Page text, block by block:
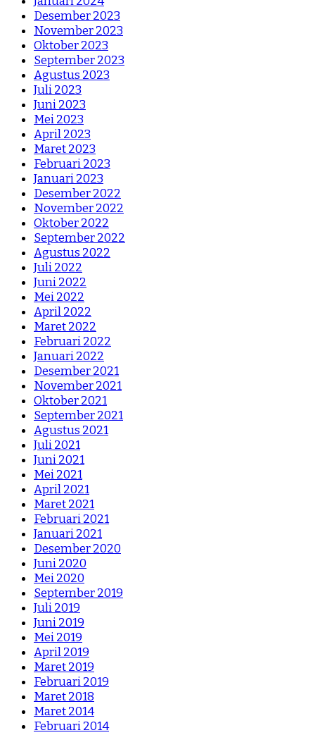
Desember 2023
November 2023
Oktober 2023
September 2023
Agustus 2023
Juli 2023
Juni 2023
Mei 2023
April 2023
Maret 2023
Februari 2023
Januari 2023
Desember 2022
November 2022
Oktober 2022
September 2022
Agustus 2022
Juli 2022
Juni 2022
Mei 2022
April 2022
Maret 2022
Februari 2022
Januari 2022
Desember 2021
November 2021
Oktober 2021
September 2021
Agustus 2021
Juli 2021
Juni 2021
Mei 2021
April 2021
Maret 2021
Februari 2021
Januari 2021
Desember 2020
Juni 2020
Mei 2020
September 2019
Juli 2019
Juni 2019
Mei 2019
April 2019
Maret 2019
Februari 2019
Maret 2018
Maret 2014
Februari 2014